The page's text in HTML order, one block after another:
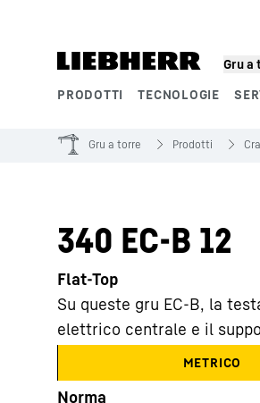
Gru a
PRODOTTI
TECNOLOGIE
Gru a torre Prodotti
340 EC-B 12
Flat-Top
Su queste gru EC-B, la
elettrico centrale e il
METRICO
Norma